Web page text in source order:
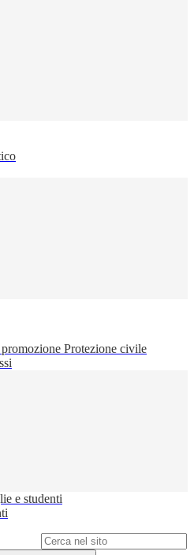
Protezione civile
e studenti